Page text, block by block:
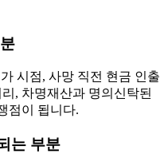
시점, 사망 직전 현금 인출
, 차명재산과 명의신탁된
점이 됩니다.
는 부분